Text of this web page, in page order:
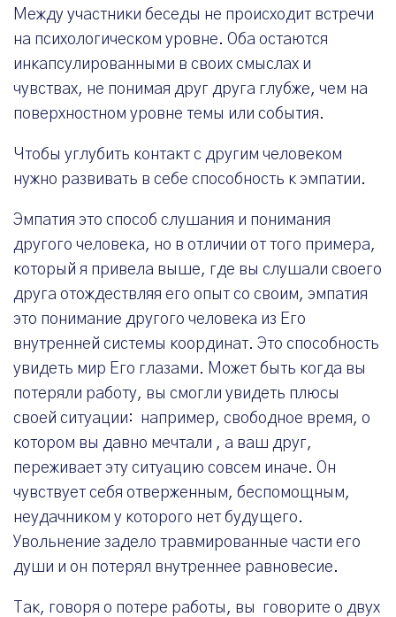
Между участники беседы не происходит встречи
на психологическом уровне. Оба остаются
инкапсулированными в своих смыслах и
чувствах, не понимая друг друга глубже, чем на
поверхностном уровне темы или события.
Чтобы углубить контакт с другим человеком
нужно развивать в себе способность к эмпатии.
Эмпатия это способ слушания и понимания
другого человека, но в отличии от того примера,
который я привела выше, где вы слушали своего
друга отождествляя его опыт со своим, эмпатия
это понимание другого человека из Его
внутренней системы координат. Это способность
увидеть мир Его глазами. Может быть когда вы
потеряли работу, вы смогли увидеть плюсы
своей ситуации: например, свободное время, о
котором вы давно мечтали , а ваш друг,
переживает эту ситуацию совсем иначе. Он
чувствует себя отверженным, беспомощным,
неудачником у которого нет будущего.
Увольнение задело травмированные части его
души и он потерял внутреннее равновесие.
Так, говоря о потере работы, вы говорите о двух